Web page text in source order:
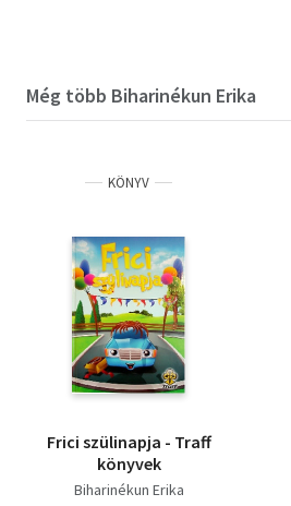
Még több Biharinékun Erika
KÖNYV
Frici szülinapja - Traff
könyvek
Biharinékun Erika